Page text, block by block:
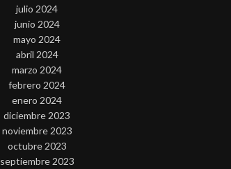
julio 2024
junio 2024
mayo 2024
abril 2024
marzo 2024
febrero 2024
enero 2024
diciembre 2023
noviembre 2023
octubre 2023
septiembre 2023